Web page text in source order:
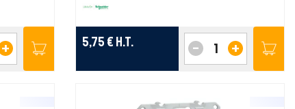
+ 5,75 € H.T. +
-